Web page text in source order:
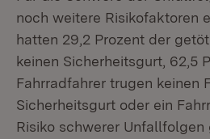
noch weitere Risikofaktoren
hatten 29,2 Prozent der
keinen Sicherheitsgurt, 62,5
Fahrradfahrer trugen keinen
Sicherheitsgurt oder ein
Risiko schwerer Unfallfolgen